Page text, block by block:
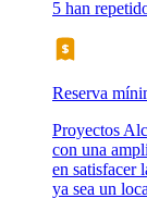
5 han
Reserva
Proyectos
con una
en satisfacer
ya sea un